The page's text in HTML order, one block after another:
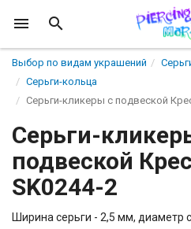
Выбор по видам украшений
Серьги-кольца
Серьги-кликеры с подвеской
Серьги-
подвеской
SK0244-2
Ширина серьги - 2,5 мм, диаметр